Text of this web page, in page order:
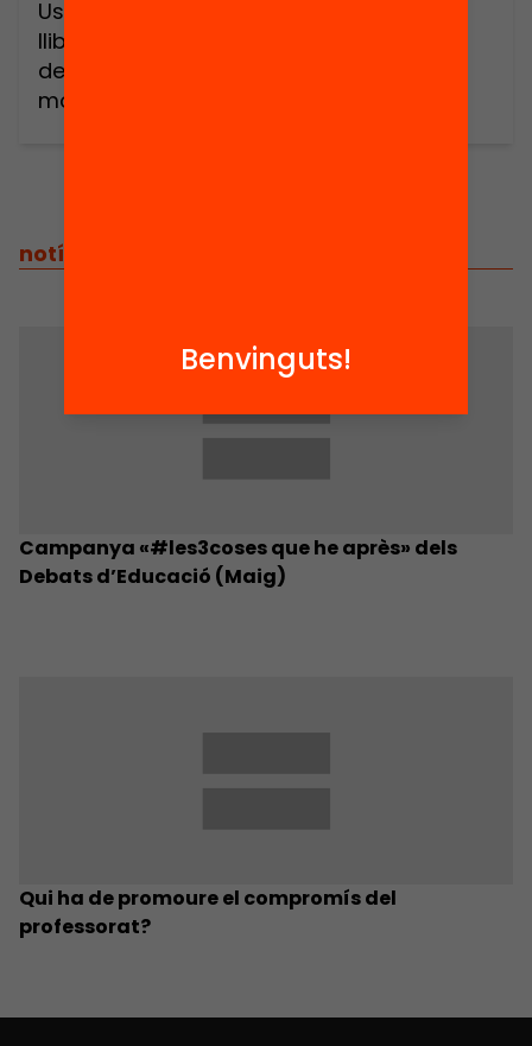
Us convidem avui a la presentació del
llibre ‘Què vol dir ser mestre avui’ i a
debatre sobre aquestes qüestions i
moltes d’altres:– Què fa possible el
què es diferencia el […]
notícies
Campanya «#les3coses que he après» dels
Debats d’Educació (Maig)
Qui ha de promoure el compromís del
professorat?
Benvinguts!